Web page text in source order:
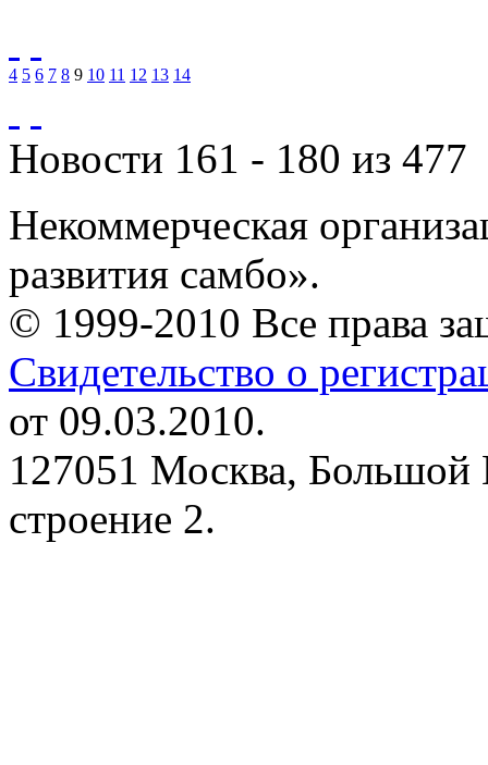
4 5 6 7 8 9 10 11 12 13 14
Новости 161 - 180 из 477
Некоммерческая
развития самбо».
© 1999-2010 Все права
Свидетельство о
от 09.03.2010.
127051 Москва, Большой
строение 2.